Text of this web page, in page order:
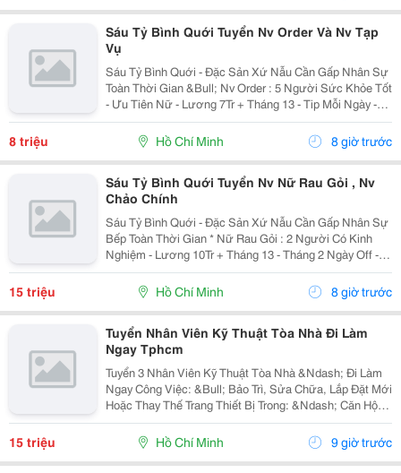
Sáu Tỷ Bình Quới Tuyển Nv Order Và Nv Tạp
Vụ
Sáu Tỷ Bình Quới - Đặc Sản Xứ Nẫu Cần Gấp Nhân Sự
Toàn Thời Gian &Bull; Nv Order : 5 Người Sức Khỏe Tốt
- Ưu Tiên Nữ - Lương 7Tr + Tháng 13 - Tip Mỗi Ngày -
Có Ca Suốt Hoặc Ca Gãy - Tháng 2 Ngày Off - Lễ X 2 -
Được Nghỉ Tết Nđ ...
8 triệu Hồ Chí Minh 8 giờ trước
Sáu Tỷ Bình Quới Tuyển Nv Nữ Rau Gỏi , Nv
Chảo Chính
Sáu Tỷ Bình Quới - Đặc Sản Xứ Nẫu Cần Gấp Nhân Sự
Bếp Toàn Thời Gian * Nữ Rau Gỏi : 2 Người Có Kinh
Nghiệm - Lương 10Tr + Tháng 13 - Tháng 2 Ngày Off -
Lễ X 2 - Được Nghỉ Tết Nđ * Chảo Chính : 2 Người Có
Kinh Nghiệm + Sức Khỏe Tốt...
15 triệu Hồ Chí Minh 8 giờ trước
Tuyển Nhân Viên Kỹ Thuật Tòa Nhà Đi Làm
Ngay Tphcm
Tuyển 3 Nhân Viên Kỹ Thuật Tòa Nhà &Ndash; Đi Làm
Ngay Công Việc: &Bull; Bảo Trì, Sửa Chữa, Lắp Đặt Mới
Hoặc Thay Thế Trang Thiết Bị Trong: &Ndash; Căn Hộ
Dịch Vụ &Ndash; Nhà Trọ, Chung Cư Mini &Bull; Kiểm
Tra Và Xử Lý Sự Cố Phát Sinh...
15 triệu Hồ Chí Minh 9 giờ trước